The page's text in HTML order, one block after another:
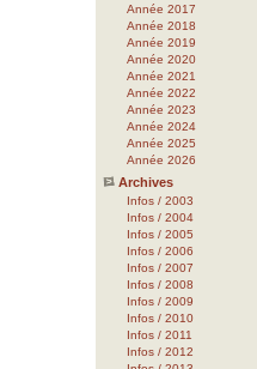
Année 2017
Année 2018
Année 2019
Année 2020
Année 2021
Année 2022
Année 2023
Année 2024
Année 2025
Année 2026
Archives
Infos / 2003
Infos / 2004
Infos / 2005
Infos / 2006
Infos / 2007
Infos / 2008
Infos / 2009
Infos / 2010
Infos / 2011
Infos / 2012